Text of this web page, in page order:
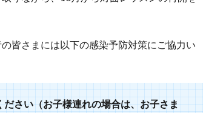
皆さまには以下の感染予防対策にご協力い
さい（お子様連れの場合は、お子さま